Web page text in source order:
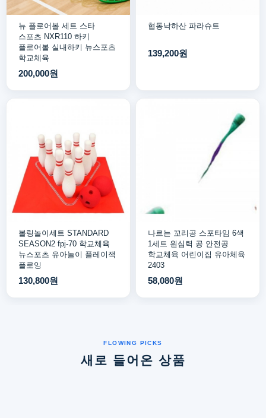
뉴 플로어볼 세트 스타
스포츠 NXR110 하키
플로어볼 실내하키 뉴스포츠
학교체육
200,000원
협동낙하산 파라슈트
139,200원
볼링놀이세트 STANDARD
SEASON2 fpj-70 학교체육
뉴스포츠 유아놀이 플레이잭
플로잉
130,800원
나르는 꼬리공 스포타임 6색
1세트 원심력 공 안전공
학교체육 어린이집 유아체육
2403
58,080원
새로 들어온 상품